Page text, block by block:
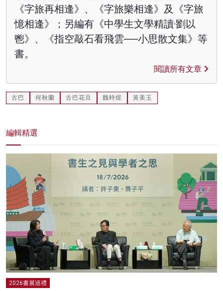
《字旅再相逢》、《字旅樂相逢》及《字旅
憶相逢》；另編有《中學生文學精讀·劉以
鬯》、《指空敲石看飛雲──小思散文集》等
書。
閱讀所有文章
古巴 何秋蘭 古巴花旦 魏時煜 黃美玉
編輯精選
2026書展巡禮